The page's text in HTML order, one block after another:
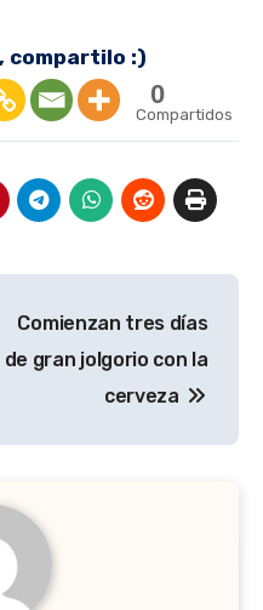
compartilo :)
0
Compartidos
Comienzan tres días
de gran jolgorio con la
cerveza